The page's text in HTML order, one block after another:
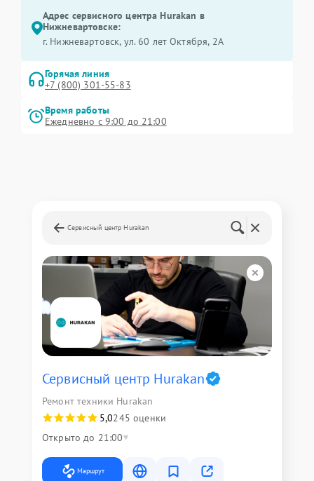
Адрес сервисного центра Hurakan в
Нижневартовске:
г. Нижневартовск, ул. 60 лет Октября, 2А
Горячая линия
+7 (800) 301-55-83
Время работы
Ежедневно с 9:00 до 21:00
Сервисный центр Hurakan
Сервисный центр Hurakan
Ремонт техники Hurakan
5,0245 оценки
Открыто до 21:00
Маршрут